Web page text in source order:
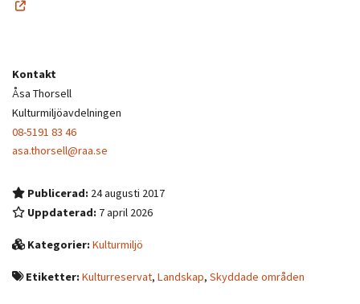
Kontakt
Åsa Thorsell
Kulturmiljöavdelningen
08-5191 83 46
asa.thorsell@raa.se
Publicerad: 24 augusti 2017
Uppdaterad: 7 april 2026
Kategorier:Kulturmiljö
Etiketter:Kulturreservat, Landskap, Skyddade områden